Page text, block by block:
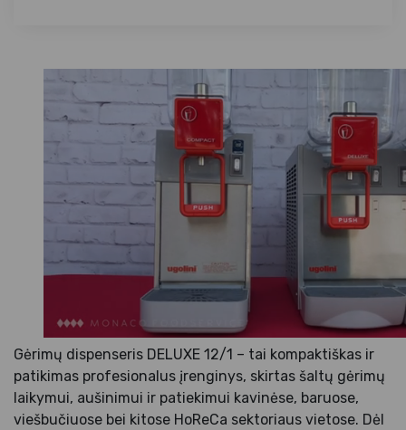
Gėrimų dispenseris DELUXE 12/1 – tai kompaktiškas ir
patikimas profesionalus įrenginys, skirtas šaltų gėrimų
laikymui, aušinimui ir patiekimui kavinėse, baruose,
viešbučiuose bei kitose HoReCa sektoriaus vietose. Dėl